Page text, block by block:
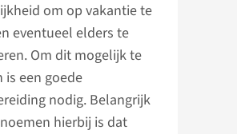
om op vakantie te
eventueel elders te
Om dit mogelijk te
is een goede
nodig. Belangrijk
hierbij is dat